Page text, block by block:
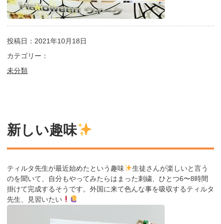
投稿日：2021年10月18日
カテゴリー：
未分類
新しい趣味
ティルタ先生が最近始めたという趣味
生徒さんが楽しいと言う
のを聞いて、自分もやってみたらはまった刺繍、ひとつ6〜8時間
掛けて完成するそうです。外国に来て色んな事を吸収するティルタ
先生、見習いたい